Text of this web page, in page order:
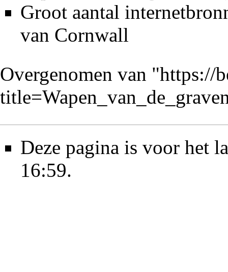
Groot aantal
van Cornwall
Overgenomen van "https://
Deze pagina is voor het
16:59.